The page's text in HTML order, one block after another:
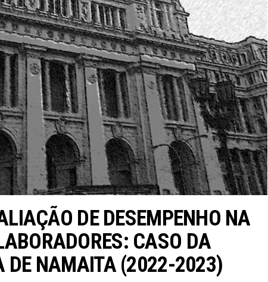
DE DESEMPENHO NA
CASO DA
DE NAMAITA (2022-2023)